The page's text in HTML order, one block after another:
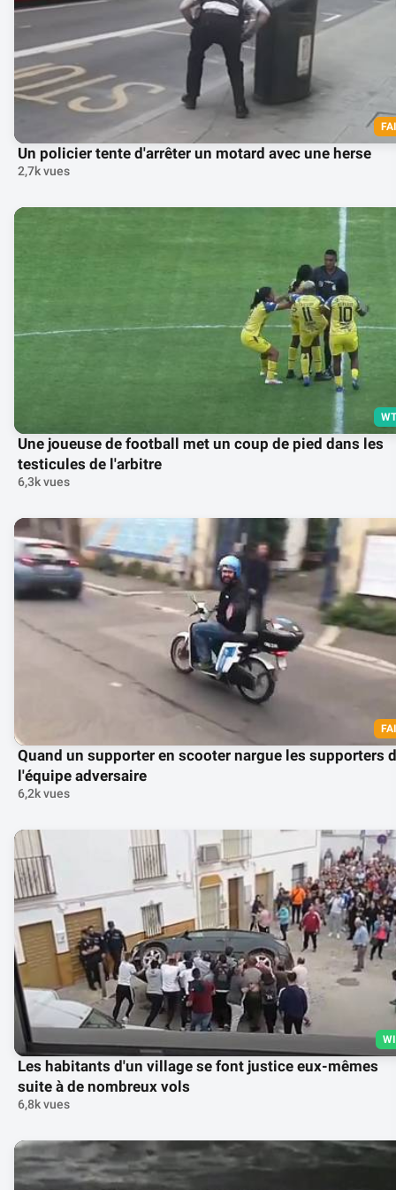
Un policier tente d'arrêter un motard avec une herse
2,7k vues
Une joueuse de football met un coup de pied dans les
testicules de l'arbitre
6,3k vues
Quand un supporter en scooter nargue les supporters
l'équipe adversaire
6,2k vues
Les habitants d'un village se font justice eux-mêmes
suite à de nombreux vols
6,8k vues